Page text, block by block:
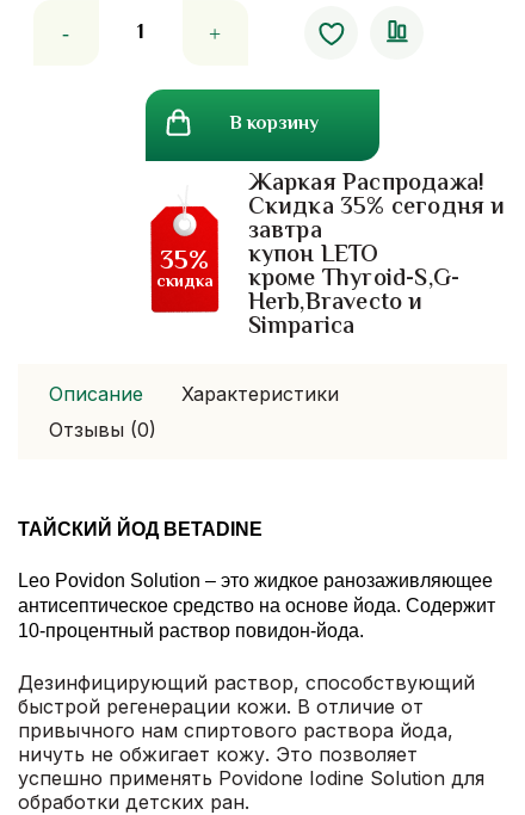
товара
В корзину
Жаркая Распродажа!
Скидка 35% сегодня и
завтра
купон LETO
кроме Thyroid-S,G-
Herb,Bravecto и
Simparica
35%
скидка
Описание
Характеристики
Отзывы (0)
ТАЙСКИЙ ЙОД BETADINE
Leo Povidon Solution – это жидкое ранозаживляющее
антисептическое средство на основе йода. Содержит
10-процентный раствор повидон-йода.
Дезинфицирующий раствор, способствующий
быстрой регенерации кожи. В отличие от
привычного нам спиртового раствора йода,
ничуть не обжигает кожу. Это позволяет
успешно применять Povidone Iodine Solution для
обработки детских ран.